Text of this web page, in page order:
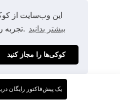
این وب‌سایت از
تجربه را در وب‌سایت ما داشته باشید. بیشتر بدانید
کوکی‌ها را مجاز کنید
یک پیش‌فاکتور رایگان